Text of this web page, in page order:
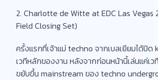
2. Charlotte de Witte at EDC Las Vegas
Field Closing Set)
ครั้งแรกที่เจ้าแม่ techno จากเบลเยียมได้ปิด
เวทีหลักของงาน หลังจากก่อนหน้านี้เล่นแค่เว
ขยับขึ้น mainstream ของ techno